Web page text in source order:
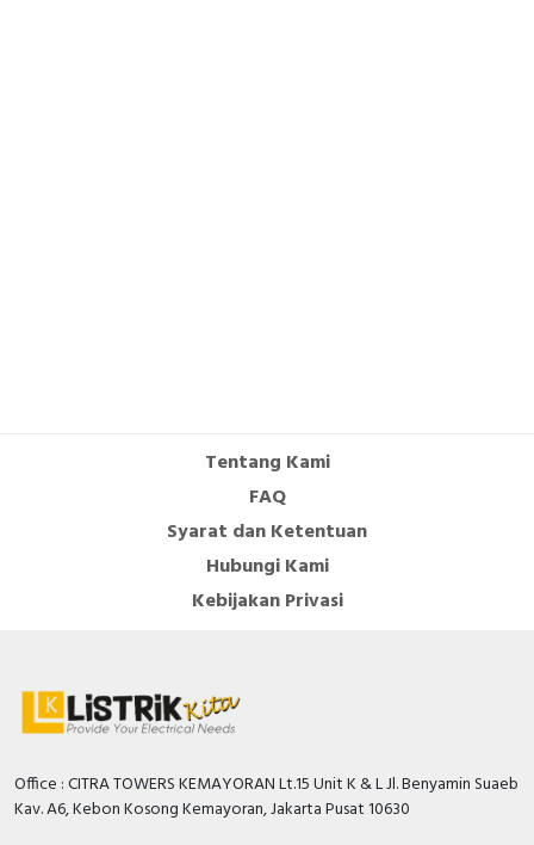
Tentang Kami
FAQ
Syarat dan Ketentuan
Hubungi Kami
Kebijakan Privasi
Office : CITRA TOWERS KEMAYORAN Lt.15 Unit K & L Jl. Benyamin Suaeb
Kav. A6, Kebon Kosong Kemayoran, Jakarta Pusat 10630